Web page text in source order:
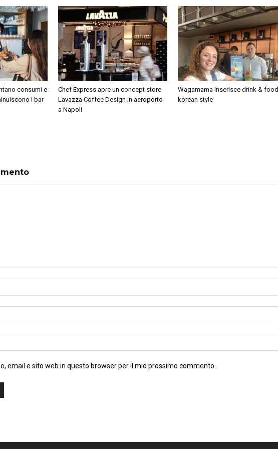
consumi e
i bar
Chef Express apre un concept store
Lavazza Coffee Design in aeroporto
a Napoli
Wagamama inserisce drink & food
korean style
email e sito web in questo browser per il mio prossimo commento.